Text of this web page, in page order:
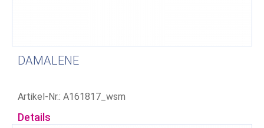
DAMALENE
Artikel-Nr.: A161817_wsm
Details